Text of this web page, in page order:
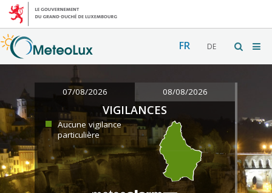
FR DE
07/08/2026 08/08/2026
VIGILANCES
Aucune vigilance
particulière